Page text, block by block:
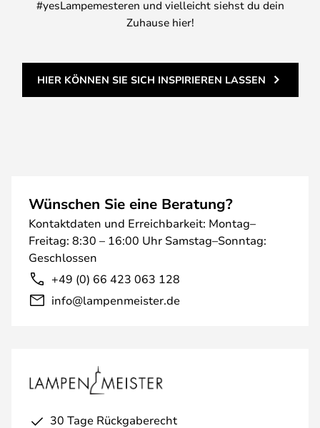
#yesLampemesteren und vielleicht siehst du dein
Zuhause hier!
HIER KÖNNEN SIE SICH INSPIRIEREN LASSEN
Wünschen Sie eine Beratung?
Kontaktdaten und Erreichbarkeit: Montag–
Freitag: 8:30 – 16:00 Uhr Samstag–Sonntag:
Geschlossen
+49 (0) 66 423 063 128
info@lampenmeister.de
30 Tage Rückgaberecht